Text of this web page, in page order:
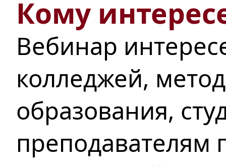
Кому
Вебинар
колледжей,
образования,
преподавателям